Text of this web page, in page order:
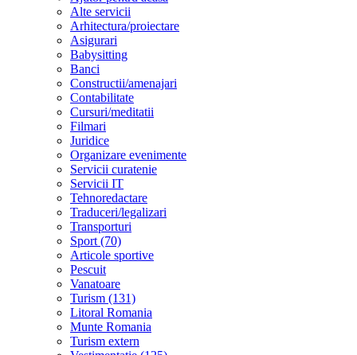
Alte servicii
Arhitectura/proiectare
Asigurari
Babysitting
Banci
Constructii/amenajari
Contabilitate
Cursuri/meditatii
Filmari
Juridice
Organizare evenimente
Servicii curatenie
Servicii IT
Tehnoredactare
Traduceri/legalizari
Transporturi
Sport (70)
Articole sportive
Pescuit
Vanatoare
Turism (131)
Litoral Romania
Munte Romania
Turism extern